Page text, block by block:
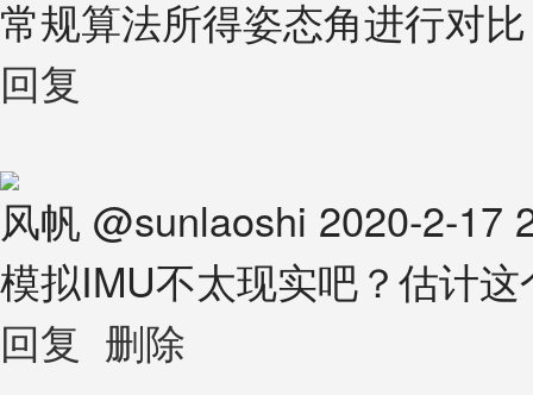
常规算法所得姿态角进行对
回复
风帆 @sunlaoshi 2020-2-17
模拟IMU不太现实吧？估计
回复 删除